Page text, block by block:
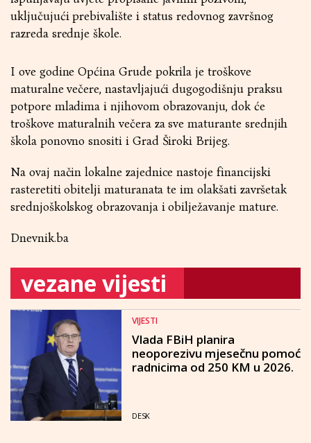
uključujući prebivalište i status redovnog završnog
razreda srednje škole.
I ove godine Općina Grude pokrila je troškove
maturalne večere, nastavljajući dugogodišnju praksu
potpore mladima i njihovom obrazovanju, dok će
troškove maturalnih večera za sve maturante srednjih
škola ponovno snositi i Grad Široki Brijeg.
Na ovaj način lokalne zajednice nastoje financijski
rasteretiti obitelji maturanata te im olakšati završetak
srednjoškolskog obrazovanja i obilježavanje mature.
Dnevnik.ba
vezane vijesti
VIJESTI
Vlada FBiH planira
neoporezivu mjesečnu pomoć
radnicima od 250 KM u 2026.
DESK